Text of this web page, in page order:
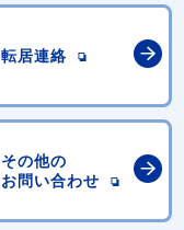
転居連絡
その他の
お問い合わせ